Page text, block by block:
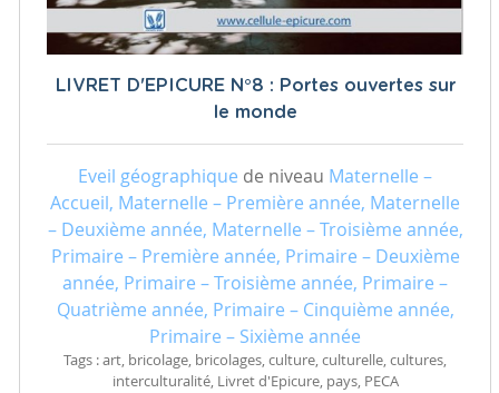
LIVRET D'EPICURE N°8 : Portes ouvertes sur
le monde
Eveil géographique de niveau Maternelle –
Accueil, Maternelle – Première année, Maternelle
– Deuxième année, Maternelle – Troisième année,
Primaire – Première année, Primaire – Deuxième
année, Primaire – Troisième année, Primaire –
Quatrième année, Primaire – Cinquième année,
Primaire – Sixième année
Tags : art, bricolage, bricolages, culture, culturelle, cultures,
interculturalité, Livret d'Epicure, pays, PECA